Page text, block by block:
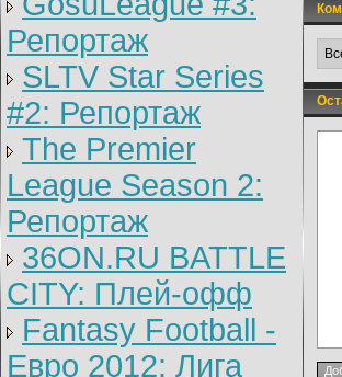
Репортаж
SLTV Star Series
#2: Репортаж
The Premier
League Season 2:
Репортаж
36ON.RU BATTLE
CITY: Плей-офф
Fantasy Football -
Евро 2012: Лига